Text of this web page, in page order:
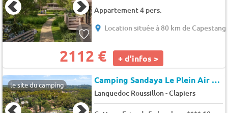
Appartement 4 pers.
Location située à 80 km de Capestang
2112 € + d'infos >
le site du camping Camping Sandaya Le Plein Air des Chênes
Languedoc Roussillon-Clapiers